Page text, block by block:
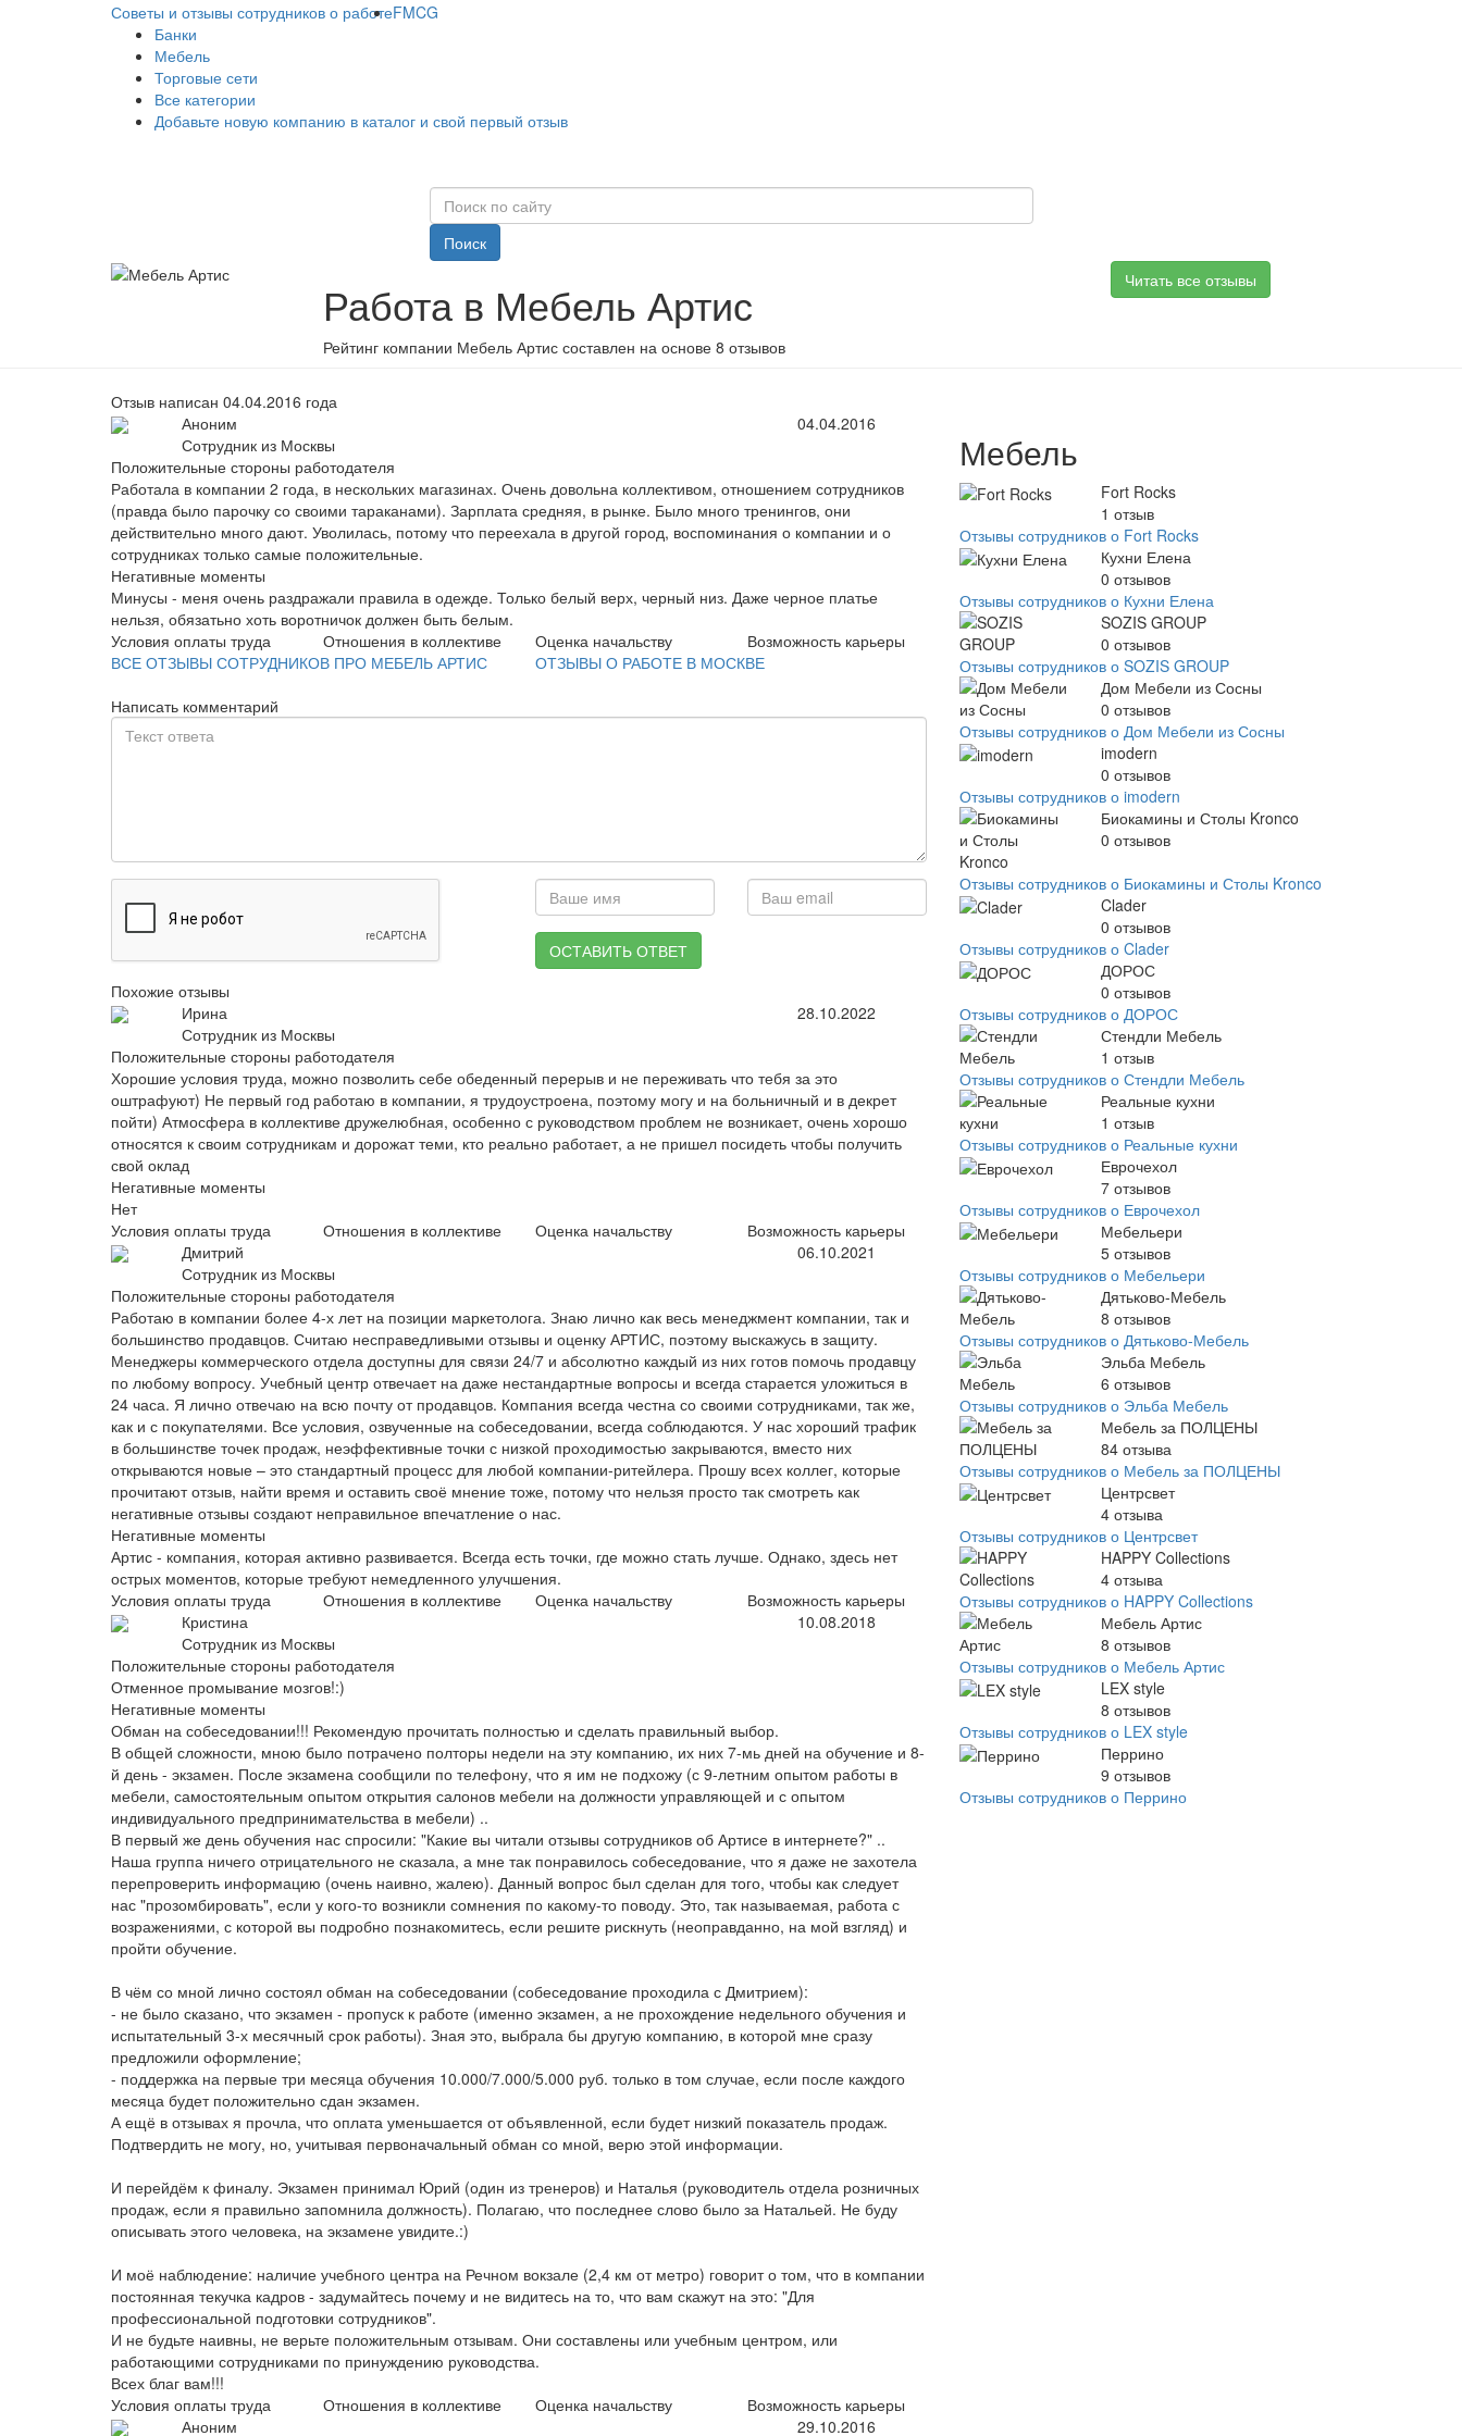
Советы и отзывы сотрудников о работеFMCG
Банки
Мебель
Торговые сети
Все категории
Добавьте новую компанию в каталог и свой первый отзыв
Поиск
Работа в Мебель Артис
Рейтинг компании Мебель Артис составлен на основе 8 отзывов
Читать все отзывы
Отзыв написан 04.04.2016 года
Аноним
Сотрудник из Москвы
04.04.2016
Положительные стороны работодателя
Работала в компании 2 года, в нескольких магазинах. Очень довольна коллективом, отношением сотрудников
(правда было парочку со своими тараканами). Зарплата средняя, в рынке. Было много тренингов, они
действительно много дают. Уволилась, потому что переехала в другой город, воспоминания о компании и о
сотрудниках только самые положительные.
Негативные моменты
Минусы - меня очень раздражали правила в одежде. Только белый верх, черный низ. Даже черное платье
нельзя, обязатьно хоть воротничок должен быть белым.
Условия оплаты труда
Отношения в коллективе Оценка начальству
Возможность карьеры
ВСЕ ОТЗЫВЫ СОТРУДНИКОВ ПРО МЕБЕЛЬ АРТИС
ОТЗЫВЫ О РАБОТЕ В МОСКВЕ
Написать комментарий
ОСТАВИТЬ ОТВЕТ
Похожие отзывы
Ирина
Сотрудник из Москвы
28.10.2022
Положительные стороны работодателя
Хорошие условия труда, можно позволить себе обеденный перерыв и не переживать что тебя за это
оштрафуют) Не первый год работаю в компании, я трудоустроена, поэтому могу и на больничный и в декрет
пойти) Атмосфера в коллективе дружелюбная, особенно с руководством проблем не возникает, очень хорошо
относятся к своим сотрудникам и дорожат теми, кто реально работает, а не пришел посидеть чтобы получить
свой оклад
Негативные моменты
Нет
Условия оплаты труда
Отношения в коллективе Оценка начальству
Возможность карьеры
Дмитрий
Сотрудник из Москвы
06.10.2021
Положительные стороны работодателя
Работаю в компании более 4-х лет на позиции маркетолога. Знаю лично как весь менеджмент компании, так и
большинство продавцов. Считаю несправедливыми отзывы и оценку АРТИС, поэтому выскажусь в защиту.
Менеджеры коммерческого отдела доступны для связи 24/7 и абсолютно каждый из них готов помочь продавцу
по любому вопросу. Учебный центр отвечает на даже нестандартные вопросы и всегда старается уложиться в
24 часа. Я лично отвечаю на всю почту от продавцов. Компания всегда честна со своими сотрудниками, так же,
как и с покупателями. Все условия, озвученные на собеседовании, всегда соблюдаются. У нас хороший трафик
в большинстве точек продаж, неэффективные точки с низкой проходимостью закрываются, вместо них
открываются новые – это стандартный процесс для любой компании-ритейлера. Прошу всех коллег, которые
прочитают отзыв, найти время и оставить своё мнение тоже, потому что нельзя просто так смотреть как
негативные отзывы создают неправильное впечатление о нас.
Негативные моменты
Артис - компания, которая активно развивается. Всегда есть точки, где можно стать лучше. Однако, здесь нет
острых моментов, которые требуют немедленного улучшения.
Условия оплаты труда
Отношения в коллективе Оценка начальству
Возможность карьеры
Кристина
Сотрудник из Москвы
10.08.2018
Положительные стороны работодателя
Отменное промывание мозгов!:)
Негативные моменты
Обман на собеседовании!!! Рекомендую прочитать полностью и сделать правильный выбор.
В общей сложности, мною было потрачено полторы недели на эту компанию, их них 7-мь дней на обучение и 8-
й день - экзамен. После экзамена сообщили по телефону, что я им не подхожу (с 9-летним опытом работы в
мебели, самостоятельным опытом открытия салонов мебели на должности управляющей и с опытом
индивидуального предпринимательства в мебели) ..
В первый же день обучения нас спросили: "Какие вы читали отзывы сотрудников об Артисе в интернете?" ..
Наша группа ничего отрицательного не сказала, а мне так понравилось собеседование, что я даже не захотела
перепроверить информацию (очень наивно, жалею). Данный вопрос был сделан для того, чтобы как следует
нас "прозомбировать", если у кого-то возникли сомнения по какому-то поводу. Это, так называемая, работа с
возражениями, с которой вы подробно познакомитесь, если решите рискнуть (неоправданно, на мой взгляд) и
пройти обучение.
В чём со мной лично состоял обман на собеседовании (собеседование проходила с Дмитрием):
- не было сказано, что экзамен - пропуск к работе (именно экзамен, а не прохождение недельного обучения и
испытательный 3-х месячный срок работы). Зная это, выбрала бы другую компанию, в которой мне сразу
предложили оформление;
- поддержка на первые три месяца обучения 10.000/7.000/5.000 руб. только в том случае, если после каждого
месяца будет положительно сдан экзамен.
А ещё в отзывах я прочла, что оплата уменьшается от объявленной, если будет низкий показатель продаж.
Подтвердить не могу, но, учитывая первоначальный обман со мной, верю этой информации.
И перейдём к финалу. Экзамен принимал Юрий (один из тренеров) и Наталья (руководитель отдела розничных
продаж, если я правильно запомнила должность). Полагаю, что последнее слово было за Натальей. Не буду
описывать этого человека, на экзамене увидите.:)
И моё наблюдение: наличие учебного центра на Речном вокзале (2,4 км от метро) говорит о том, что в компании
постоянная текучка кадров - задумайтесь почему и не видитесь на то, что вам скажут на это: "Для
профессиональной подготовки сотрудников".
И не будьте наивны, не верьте положительным отзывам. Они составлены или учебным центром, или
работающими сотрудниками по принуждению руководства.
Всех благ вам!!!
Условия оплаты труда
Отношения в коллективе Оценка начальству
Возможность карьеры
Аноним
29.10.2016
Мебель
Fort Rocks
1 отзыв
Отзывы сотрудников о Fort Rocks
Кухни Елена
0 отзывов
Отзывы сотрудников о Кухни Елена
SOZIS GROUP
0 отзывов
Отзывы сотрудников о SOZIS GROUP
Дом Мебели из Сосны
0 отзывов
Отзывы сотрудников о Дом Мебели из Сосны
imodern
0 отзывов
Отзывы сотрудников о imodern
Биокамины и Столы Kronco
0 отзывов
Отзывы сотрудников о Биокамины и Столы Kronco
Clader
0 отзывов
Отзывы сотрудников о Clader
ДОРОС
0 отзывов
Отзывы сотрудников о ДОРОС
Стендли Мебель
1 отзыв
Отзывы сотрудников о Стендли Мебель
Реальные кухни
1 отзыв
Отзывы сотрудников о Реальные кухни
Еврочехол
7 отзывов
Отзывы сотрудников о Еврочехол
Мебельери
5 отзывов
Отзывы сотрудников о Мебельери
Дятьково-Мебель
8 отзывов
Отзывы сотрудников о Дятьково-Мебель
Эльба Мебель
6 отзывов
Отзывы сотрудников о Эльба Мебель
Мебель за ПОЛЦЕНЫ
84 отзыва
Отзывы сотрудников о Мебель за ПОЛЦЕНЫ
Центрсвет
4 отзыва
Отзывы сотрудников о Центрсвет
HAPPY Collections
4 отзыва
Отзывы сотрудников о HAPPY Collections
Мебель Артис
8 отзывов
Отзывы сотрудников о Мебель Артис
LEX style
8 отзывов
Отзывы сотрудников о LEX style
Перрино
9 отзывов
Отзывы сотрудников о Перрино